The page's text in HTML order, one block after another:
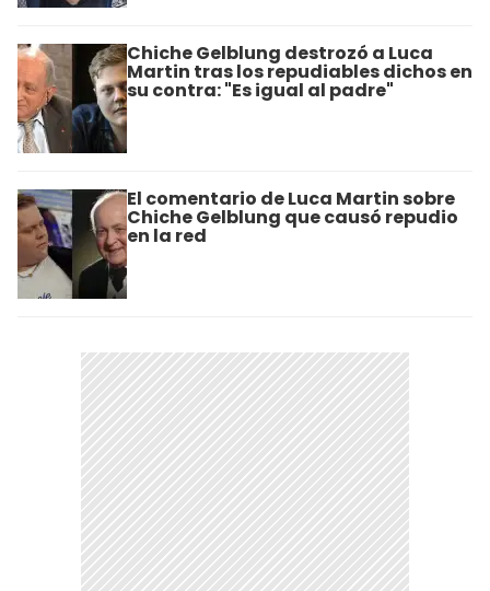
Chiche Gelblung destrozó a Luca
Martin tras los repudiables dichos en
su contra: "Es igual al padre"
El comentario de Luca Martin sobre
Chiche Gelblung que causó repudio
en la red